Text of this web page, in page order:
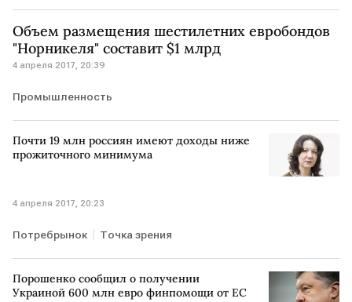
Объем размещения шестилетних евробондов
"Норникеля" составит $1 млрд
4 апреля 2017, 20:39
Промышленность
Почти 19 млн россиян имеют доходы ниже
прожиточного минимума
4 апреля 2017, 20:23
Потребрынок Точка зрения
Порошенко сообщил о получении
Украиной 600 млн евро финпомощи от ЕС